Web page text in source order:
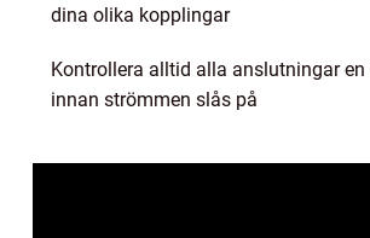
dina olika kopplingar
Kontrollera alltid alla anslutningar en
innan strömmen slås på